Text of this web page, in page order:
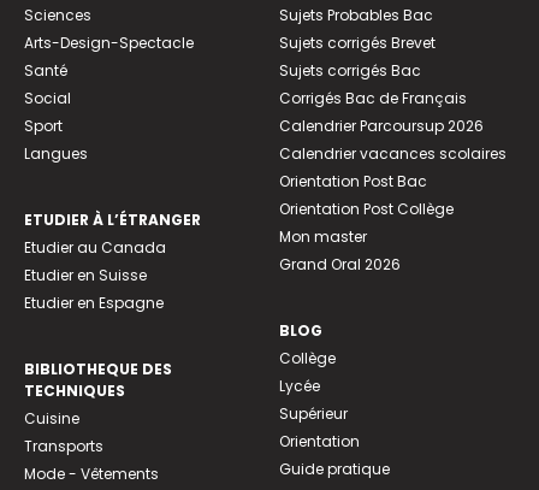
Sciences
Arts-Design-Spectacle
Santé
Social
Sport
Langues
ETUDIER À L’ÉTRANGER
Etudier au Canada
Etudier en Suisse
Etudier en Espagne
BIBLIOTHEQUE DES
TECHNIQUES
Cuisine
Transports
Mode - Vêtements
Sujets Probables Bac
Sujets corrigés Brevet
Sujets corrigés Bac
Corrigés Bac de Français
Calendrier Parcoursup 2026
Calendrier vacances scolaires
Orientation Post Bac
Orientation Post Collège
Mon master
Grand Oral 2026
BLOG
Collège
Lycée
Supérieur
Orientation
Guide pratique